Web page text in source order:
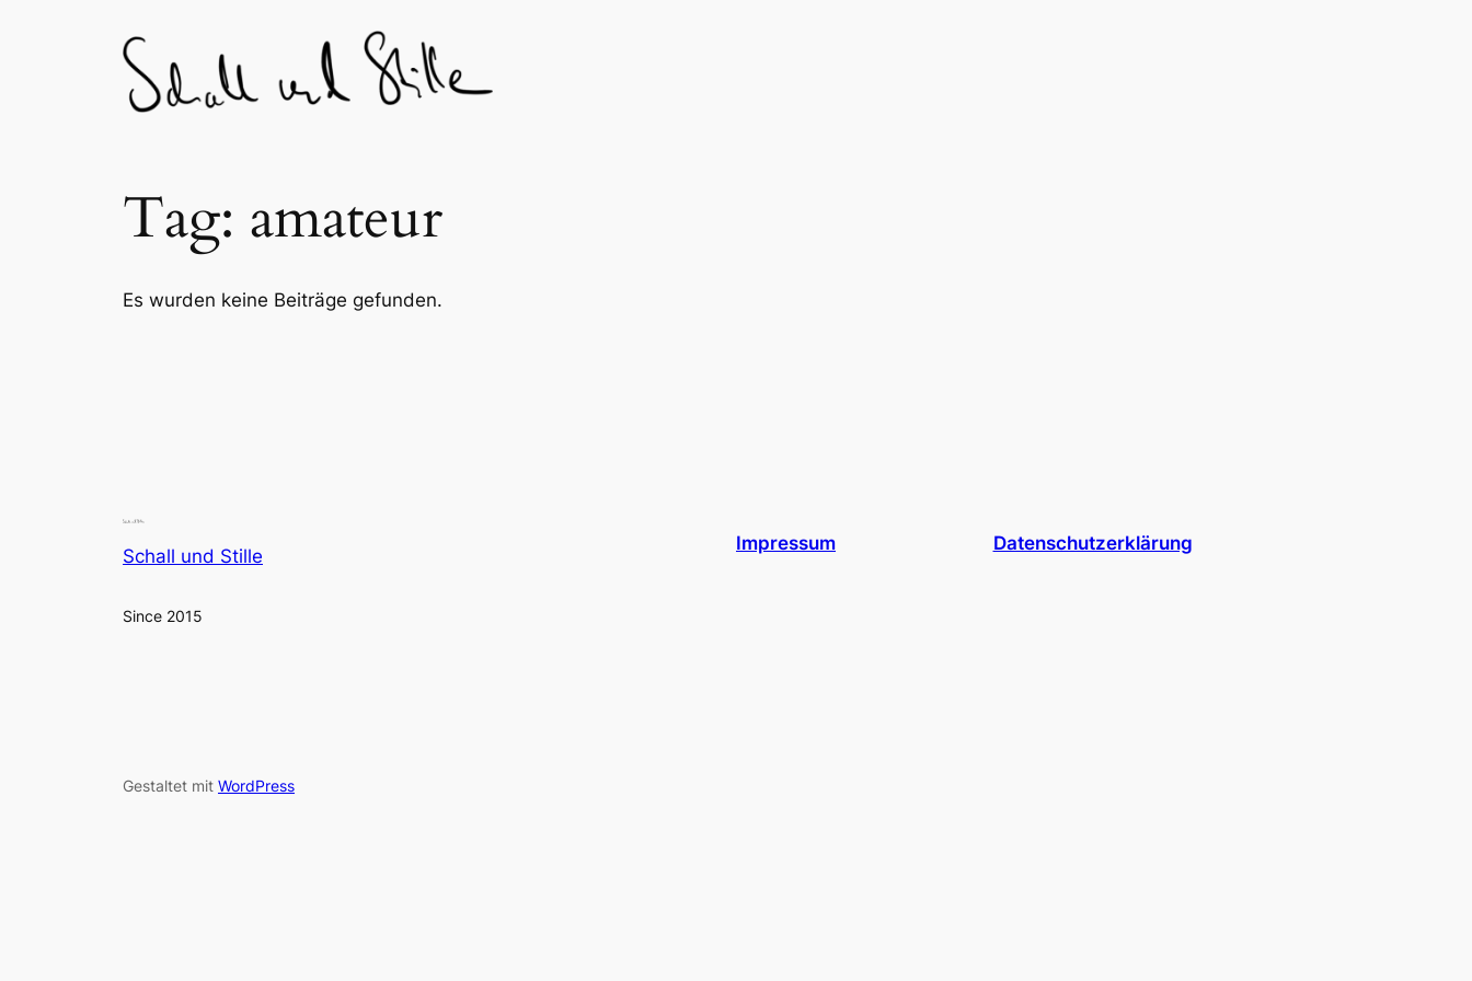
Tag: amateur
Es wurden keine Beiträge gefunden.
Schall und Stille
Since 2015
Impressum Datenschutzerklärung
Gestaltet mit WordPress